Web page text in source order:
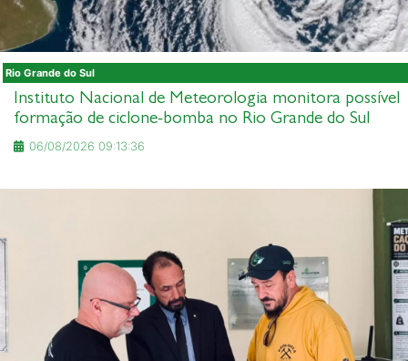
Rio Grande do Sul
Instituto Nacional de Meteorologia monitora possível
formação de ciclone-bomba no Rio Grande do Sul
06/08/2026 09:13:36